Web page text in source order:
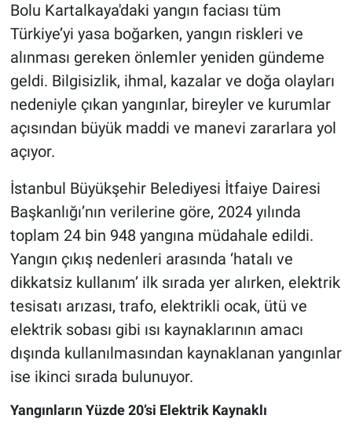
Bolu Kartalkaya'daki yangın faciası tüm
Türkiye’yi yasa boğarken, yangın riskleri ve
alınması gereken önlemler yeniden gündeme
geldi. Bilgisizlik, ihmal, kazalar ve doğa olayları
nedeniyle çıkan yangınlar, bireyler ve kurumlar
açısından büyük maddi ve manevi zararlara yol
açıyor.
İstanbul Büyükşehir Belediyesi İtfaiye Dairesi
Başkanlığı’nın verilerine göre, 2024 yılında
toplam 24 bin 948 yangına müdahale edildi.
Yangın çıkış nedenleri arasında ‘hatalı ve
dikkatsiz kullanım’ ilk sırada yer alırken, elektrik
tesisatı arızası, trafo, elektrikli ocak, ütü ve
elektrik sobası gibi ısı kaynaklarının amacı
dışında kullanılmasından kaynaklanan yangınlar
ise ikinci sırada bulunuyor.
Yangınların Yüzde 20’si Elektrik Kaynaklı